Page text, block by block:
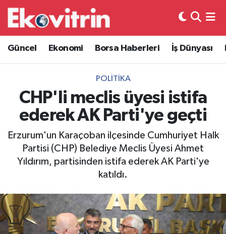
Güncel Ekonomi Borsa Haberleri İş Dünyası
POLITIKA
CHP'li meclis üyesi istifa
ederek AK Parti'ye geçti
Erzurum'un Karaçoban ilçesinde Cumhuriyet Halk
Partisi (CHP) Belediye Meclis Üyesi Ahmet
Yıldırım, partisinden istifa ederek AK Parti'ye
katıldı.
Güncel
Ekonomi
Borsa Haberleri
İş Dünyası
Lojistik
Otovitrin
Asayiş
Magazin
Hava Durumu
Trafik Durumu
Süper Lig Puan Durumu ve Fikstür
Tüm Manşetler
Son Dakika Haberleri
Haber Arşivi